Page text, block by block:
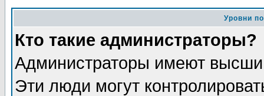
Уровни
Кто такие администраторы?
Администраторы имеют
Эти люди могут